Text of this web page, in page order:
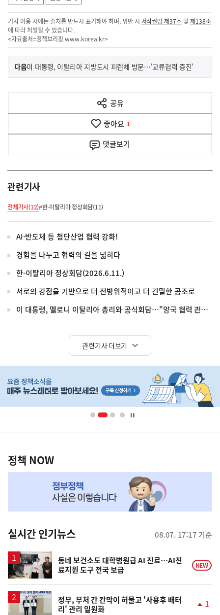
기사 이용 시에는 출처를 반드시 표기해야 하며, 위반 시 저작권법 제37조 및제138조
에 따라 처벌될 수 있습니다.
<자료출처=정책브리핑 www.korea.kr>
이
전
다
음
다음기
사
이 대통령, 이탈리아 지방도시 피렌체 방문…'교류협력 증진'
공유
열
기
좋아요 1
댓글보기
관련기사
전체기사(12)#한-이탈리아 정상회담(11)
AI·반도체 등 첨단산업 협력 강화!
경험을 나누고 협력의 길을 넓히다
한-이탈리아 정상회담(2026.6.11.)
서로의 강점을 기반으로 더 전방위적이고 더 긴밀한 공조로
이 대통령, 멜로니 이탈리아 총리와 공식회담…"양국 협력 관계 더욱 강화"
관련기사 더보기
단
배
영
책
NOW,
뉴
스
정책 NOW
실시간 인기뉴스 08.07. 17:17 기준
동네 보건소도 대학병원급 AI 진료…AI진
료지원 도구 전국 보급
NEW
정부, 부처 간 칸막이 허물고 '사용후 배터
리' 관리 일원화
1